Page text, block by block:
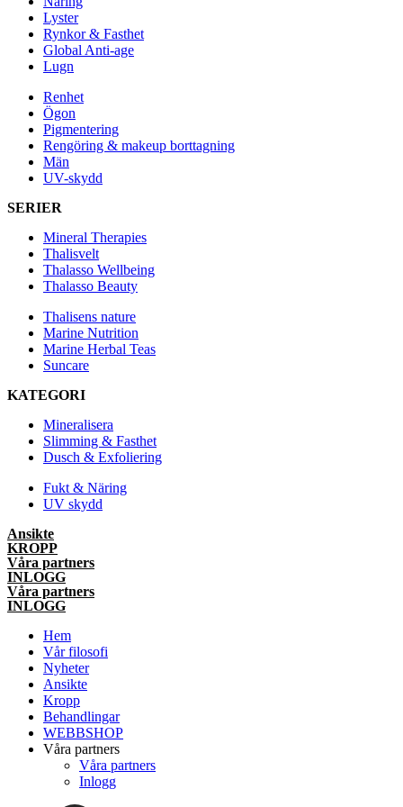
Lyster
Rynkor & Fasthet
Global Anti-age
Lugn
Renhet
Ögon
Pigmentering
Rengöring & makeup borttagning
Män
UV-skydd
SERIER
Mineral Therapies
Thalisvelt
Thalasso Wellbeing
Thalasso Beauty
Thalisens nature
Marine Nutrition
Marine Herbal Teas
Suncare
KATEGORI
Mineralisera
Slimming & Fasthet
Dusch & Exfoliering
Fukt & Näring
UV skydd
Ansikte
KROPP
Våra partners
INLOGG
Våra partners
INLOGG
Hem
Vår filosofi
Nyheter
Ansikte
Kropp
Behandlingar
WEBBSHOP
Våra partners
Våra partners
Inlogg